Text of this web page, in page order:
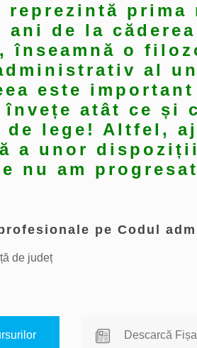
de la
înseamnă o
al
este
atât ce și
lege! Altfel,
a unor
nu am
pe Codul
de județ
Descarcă